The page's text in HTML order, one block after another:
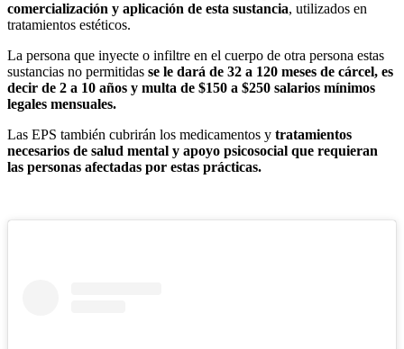
comercialización y aplicación de esta sustancia, utilizados en
tratamientos estéticos.
La persona que inyecte o infiltre en el cuerpo de otra persona estas
sustancias no permitidas se le dará de 32 a 120 meses de cárcel, es
decir de 2 a 10 años y multa de $150 a $250 salarios mínimos
legales mensuales.
Las EPS también cubrirán los medicamentos y tratamientos
necesarios de salud mental y apoyo psicosocial que requieran
las personas afectadas por estas prácticas.